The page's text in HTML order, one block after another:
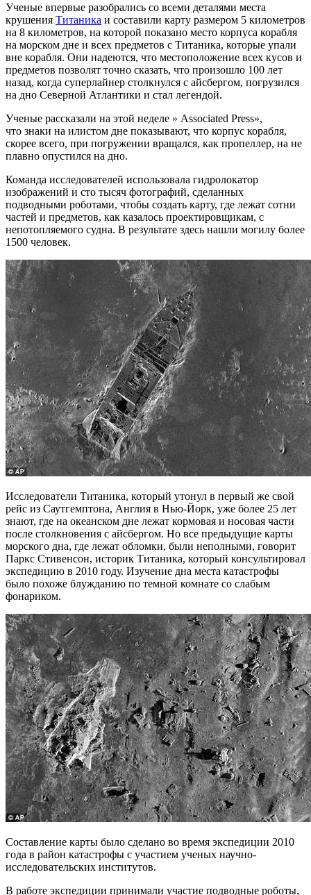
Ученые впервые разобрались со всеми деталями места
крушения Титаника и составили карту размером 5 километров
на 8 километров, на которой показано место корпуса корабля
на морском дне и всех предметов с Титаника, которые упали
вне корабля. Они надеются, что местоположение всех кусов и
предметов позволят точно сказать, что произошло 100 лет
назад, когда суперлайнер столкнулся с айсбергом, погрузился
на дно Северной Атлантики и стал легендой.
Ученые рассказали на этой неделе » Associated Press»,
что знаки на илистом дне показывают, что корпус корабля,
скорее всего, при погружении вращался, как пропеллер, на не
плавно опустился на дно.
Команда исследователей использовала гидролокатор
изображений и сто тысяч фотографий, сделанных
подводными роботами, чтобы создать карту, где лежат сотни
частей и предметов, как казалось проектировщикам, с
непотопляемого судна. В результате здесь нашли могилу более
1500 человек.
Исследователи Титаника, который утонул в первый же свой
рейс из Саутгемптона, Англия в Нью-Йорк, уже более 25 лет
знают, где на океанском дне лежат кормовая и носовая части
после столкновения с айсбергом. Но все предыдущие карты
морского дна, где лежат обломки, были неполными, говорит
Паркс Стивенсон, историк Титаника, который консультировал
экспедицию в 2010 году. Изучение дна места катастрофы
было похоже блужданию по темной комнате со слабым
фонариком.
Составление карты было сделано во время экспедиции 2010
года в район катастрофы с участием ученых научно-
исследовательских институтов.
В работе экспедиции принимали участие подводные роботы,